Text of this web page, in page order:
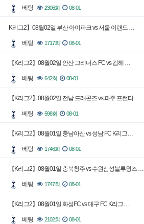
베팅 2306회 08-01
K리그2】08월02일 부산 아이파크 vs 서울 이랜드 …
베팅 1717회 08-01
【K리그2】08월02일 안산 그리너스 FC vs 김해 …
베팅 642회 08-01
【K리그2】08월02일 전남 드래곤즈 vs 파주 프런티…
베팅 598회 08-01
【K리그2】08월01일 충남아산 vs 성남 FC K리그…
베팅 1746회 08-01
【K리그2】08월01일 충북청주 vs 수원삼성블루윙즈 …
베팅 1747회 08-01
【K리그2】08월01일 화성FC vs 대구 FC K리그…
베팅 2102회 08-01